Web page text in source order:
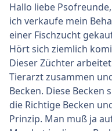
Hallo liebe Psofreunde,
ich verkaufe mein
einer Fischzucht
Hört sich ziemlich
Dieser Züchter
Tierarzt zusammen
Becken. Diese
die Richtige Becken
Prinzip. Man muß ja